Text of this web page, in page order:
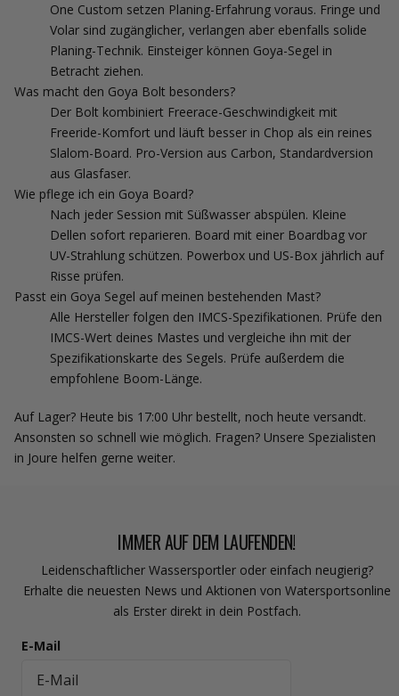
One Custom setzen Planing-Erfahrung voraus. Fringe und
Volar sind zugänglicher, verlangen aber ebenfalls solide
Planing-Technik. Einsteiger können Goya-Segel in
Betracht ziehen.
Was macht den Goya Bolt besonders?
Der Bolt kombiniert Freerace-Geschwindigkeit mit
Freeride-Komfort und läuft besser in Chop als ein reines
Slalom-Board. Pro-Version aus Carbon, Standardversion
aus Glasfaser.
Wie pflege ich ein Goya Board?
Nach jeder Session mit Süßwasser abspülen. Kleine
Dellen sofort reparieren. Board mit einer Boardbag vor
UV-Strahlung schützen. Powerbox und US-Box jährlich auf
Risse prüfen.
Passt ein Goya Segel auf meinen bestehenden Mast?
Alle Hersteller folgen den IMCS-Spezifikationen. Prüfe den
IMCS-Wert deines Mastes und vergleiche ihn mit der
Spezifikationskarte des Segels. Prüfe außerdem die
empfohlene Boom-Länge.
Auf Lager? Heute bis 17:00 Uhr bestellt, noch heute versandt.
Ansonsten so schnell wie möglich. Fragen? Unsere Spezialisten
in Joure helfen gerne weiter.
IMMER AUF DEM LAUFENDEN!
Leidenschaftlicher Wassersportler oder einfach neugierig?
Erhalte die neuesten News und Aktionen von Watersportsonline
als Erster direkt in dein Postfach.
E-Mail